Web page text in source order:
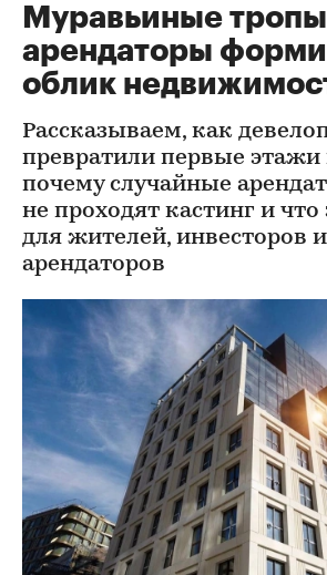
Муравьиные
арендаторы
облик
Рассказываем, как
превратили первые этажи
почему случайные
не проходят кастинг и что
для жителей, инвесторов
арендаторов